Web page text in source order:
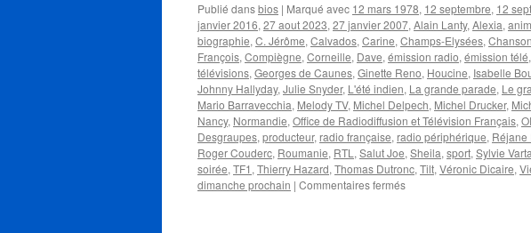
Publié dansbios | Marqué avec 12 mars 1978, 12 septembre, 12
janvier 2016, 27 aout 2023, 27 janvier 2007, Alain Lanty, Alexia,
biographie, C. Jérôme, Calvados, Carine, Champs-Elysées,
François, Compiègne, Corneille, Dave, émission radio, émission télé,
télévisions, Georges de Caunes, Ginette Reno, Houcine, Isabelle
Johnny Hallyday, Julie Snyder, L'été indien, La grande parade, Le
Mario Barravecchia, Melody TV, Michel Delpech, Michel Drucker,
Nancy, Normandie, Office de Radiodiffusion et Télévision Français,
Desgraupes, producteur, radio française, radio périphérique, Réjane
Roger Couderc, Roumanie, RTL , Salut Joe, Sheila, sport, Sylvie
soirée, TF1 , Thierry Hazard, Thomas Dutronc, Tilt, Véronic Dicaire,
dimanche prochain | Commentaires ferméssur